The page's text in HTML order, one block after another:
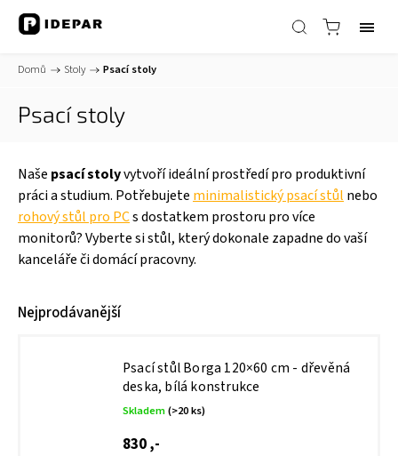
Domů / Stoly / Psací stoly
Psací stoly
Naše psací stolyvytvoří ideální prostředí pro produktivní
práci a studium. Potřebujete minimalistický psací stůl nebo
rohový stůl pro PCs dostatkem prostoru pro více
monitorů? Vyberte si stůl, který dokonale zapadne do vaší
kanceláře či domácí pracovny.
Nejprodávanější
Psací stůl Borga 120×60 cm - dřevěná
deska, bílá konstrukce
Skladem(>20 ks)
830 ,-